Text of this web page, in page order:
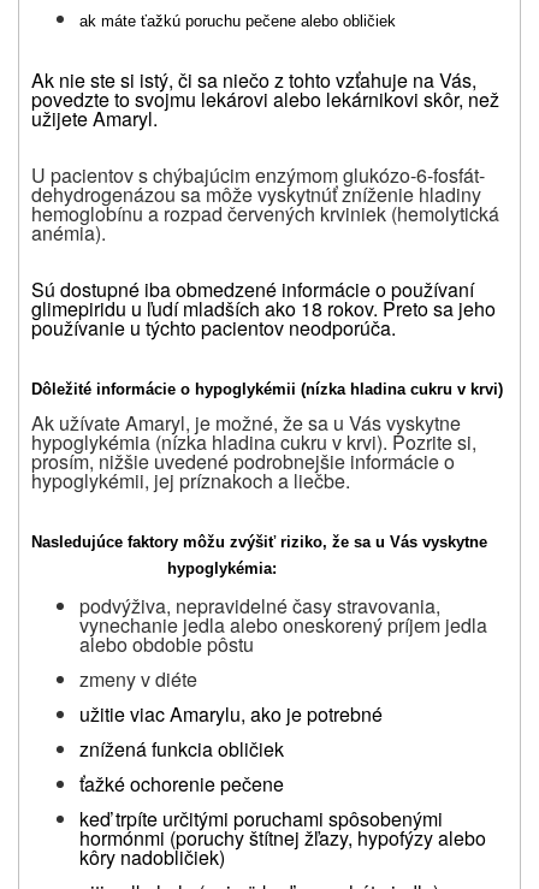
ak máte ťažkú poruchu pečene alebo obličiek
Ak nie ste si istý, či sa niečo z tohto vzťahuje na Vás,
povedzte to svojmu lekárovi alebo lekárnikovi skôr, než
užijete Amaryl.
U pacientov s chýbajúcim enzýmom glukózo-6-fosfát-
dehydrogenázou sa môže vyskytnúť zníženie hladiny
hemoglobínu a rozpad červených krviniek (hemolytická
anémia).
Sú dostupné iba obmedzené informácie o používaní
glimepiridu u ľudí mladších ako 18 rokov. Preto sa jeho
používanie u týchto pacientov neodporúča.
Dôležité informácie o hypoglykémii (nízka hladina cukru v krvi)
Ak užívate Amaryl, je možné, že sa u Vás vyskytne
hypoglykémia (nízka hladina cukru v krvi). Pozrite si,
prosím, nižšie uvedené podrobnejšie informácie o
hypoglykémii, jej príznakoch a liečbe.
Nasledujúce faktory môžu zvýšiť riziko, že sa u Vás vyskytne
hypoglykémia:
podvýživa, nepravidelné časy stravovania,
vynechanie jedla alebo oneskorený príjem jedla
alebo obdobie pôstu
zmeny v diéte
užitie viac Amarylu, ako je potrebné
znížená funkcia obličiek
ťažké ochorenie pečene
keď trpíte určitými poruchami spôsobenými
hormónmi (poruchy štítnej žľazy, hypofýzy alebo
kôry nadobličiek)